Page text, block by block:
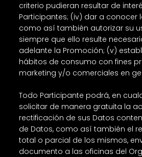
criterio pudieran resultar de
Participantes; (iv) dar a conocer
como así también autorizar su
siempre que ello resulte
adelante la Promoción; (v)
hábitos de consumo con fines
marketing y/o comerciales en
Todo Participante podrá, en
solicitar de manera gratuita la
rectificación de sus Datos
de Datos, como así también el
total o parcial de los mismos,
documento a las oficinas del